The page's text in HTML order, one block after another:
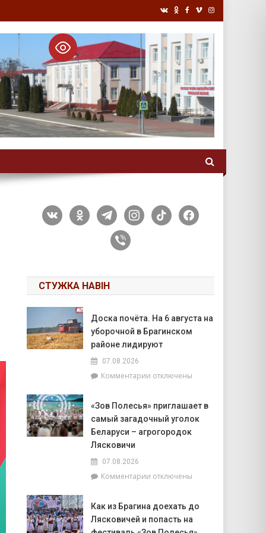
vkontakteodnoklassniki
telegraminstagram
tiktok facebook
viber
СТУЖКА НАВІН
Доска почёта. На 6 августа на
уборочной в Брагинском
районе лидируют
07.08.2026
Комментариик
почёта.
На
6
в
лидируют
отключены
«Зов Полесья» приглашает в
самый загадочный уголок
Беларуси – агрогородок
Лясковичи
07.08.2026
Комментариик
Полесья»
приглашает
отключены
Как из Брагина доехать до
Лясковичей и попасть на